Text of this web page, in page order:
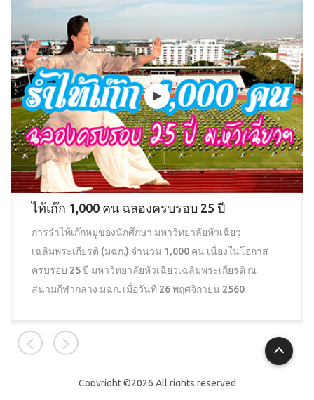
ไท้เก๊ก 1,000 คน ฉลองครบรอบ 25 ปี
การรำไท้เก๊กหมู่ของนักศึกษา มหาวิทยาลัยหัวเฉียว
เฉลิมพระเกียรติ (มฉก.) จำนวน 1,000 คน เนื่องในโอกาส
ครบรอบ 25 ปี มหาวิทยาลัยหัวเฉียวเฉลิมพระเกียรติ ณ
สนามกีฬากลาง มฉก. เมื่อวันที่ 26 พฤศจิกายน 2560
Copyright ©2026 All rights reserved